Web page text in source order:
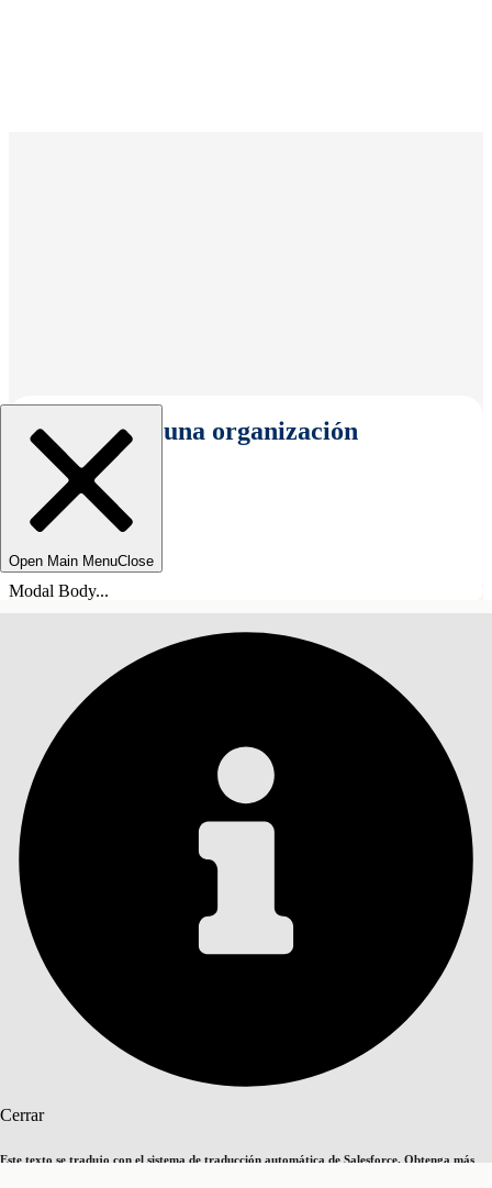
Seleccionar una organización
Open Main MenuClose
Modal Body...
Cerrar
Este texto se tradujo con el sistema de traducción automática de Salesforce. Obtenga más
Índice de materias
ÍNDICE DE MATERIAS
Buscar